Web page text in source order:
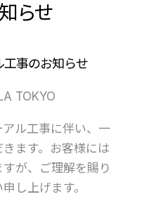
らせ
工事のお知らせ
TOKYO
ル工事に伴い、一
ます。お客様には
が、ご理解を賜り
し上げます。